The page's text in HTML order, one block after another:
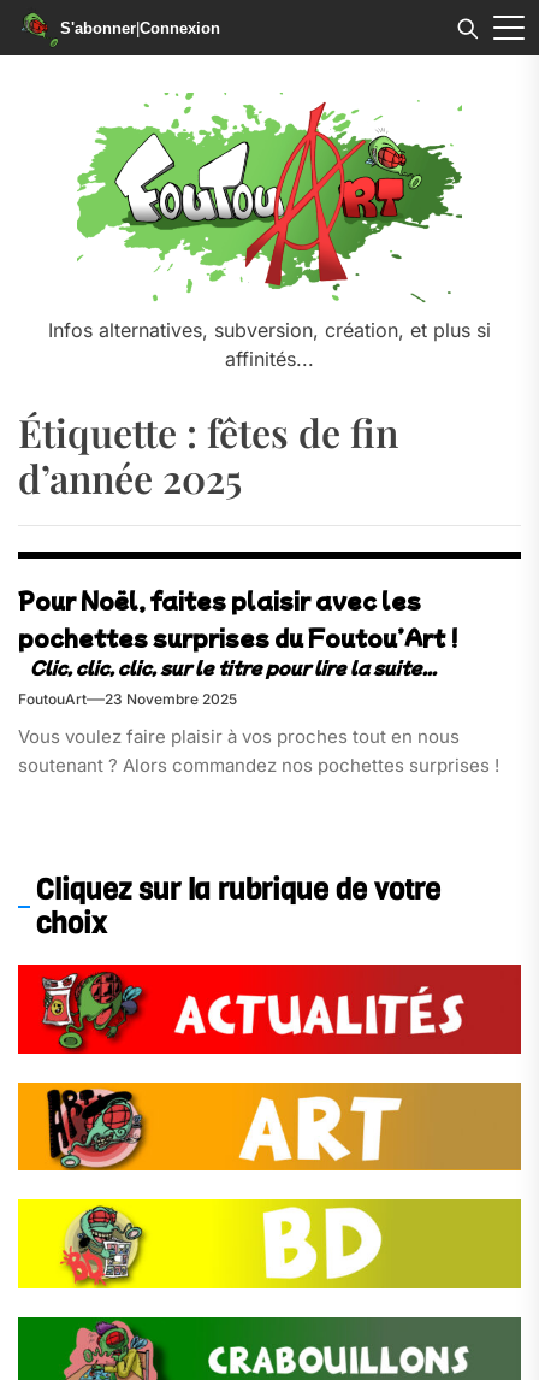
S'abonner|Connexion
Infos alternatives, subversion, création, et plus si
affinités...
Étiquette : fêtes de fin
d’année 2025
Pour Noël, faites plaisir avec les
pochettes surprises du Foutou’Art !
FoutouArt 23 Novembre 2025
Vous voulez faire plaisir à vos proches tout en nous
soutenant ? Alors commandez nos pochettes surprises !
Cliquez sur la rubrique de votre
choix